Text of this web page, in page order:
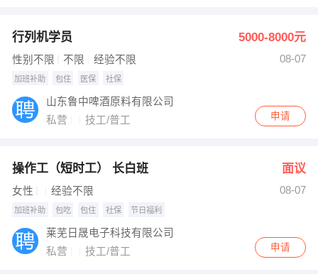
其他职位
行列机学员 5000-8000元
性别不限 不限 经验不限 08-07
加班补助 包住 医保 社保
山东鲁中啤酒原料有限公司
私营
技工/普工 申请
操作工（短时工） 长白班 面议
女性 经验不限 08-07
加班补助 包吃 包住 社保 节日福利
莱芜日晟电子科技有限公司
私营
技工/普工 申请